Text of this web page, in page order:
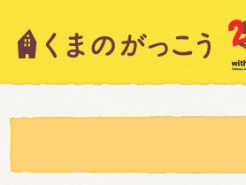
キャラクター紹介